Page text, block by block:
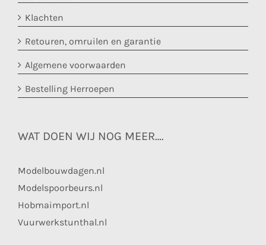
Klachten
Retouren, omruilen en garantie
Algemene voorwaarden
Bestelling Herroepen
WAT DOEN WIJ NOG MEER….
Modelbouwdagen.nl
Modelspoorbeurs.nl
Hobmaimport.nl
Vuurwerkstunthal.nl